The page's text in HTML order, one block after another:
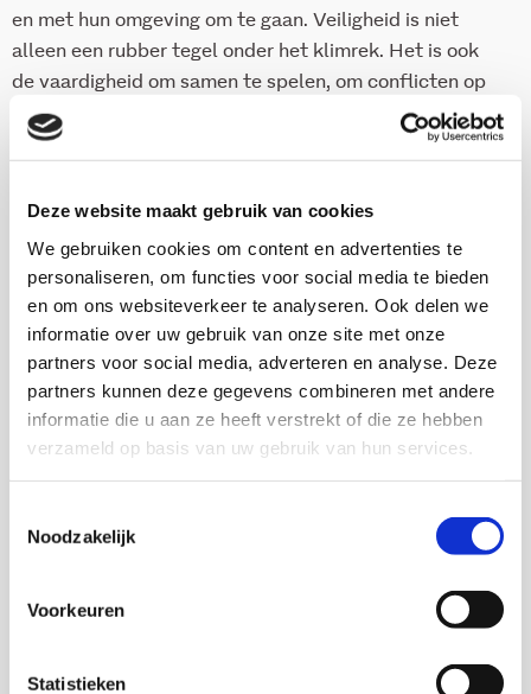
Deze website maakt gebruik van cookies
We gebruiken cookies om content en advertenties te
personaliseren, om functies voor social media te bieden
en om ons websiteverkeer te analyseren. Ook delen we
informatie over uw gebruik van onze site met onze
partners voor social media, adverteren en analyse. Deze
partners kunnen deze gegevens combineren met andere
informatie die u aan ze heeft verstrekt of die ze hebben
verzameld op basis van uw gebruik van hun services.
Noodzakelijk
Voorkeuren
Statistieken
en met hun omgeving om te gaan. Veiligheid is niet
alleen een rubber tegel onder het klimrek. Het is ook
de vaardigheid om samen te spelen, om conflicten op
een constructieve wijze te hanteren, zodat ruzies geen
vetes worden. Het blijkt een succesvolle aanpak te
kunnen spelen, de betrokkenheid van ouders,
vergroot en er wordt een duidelijke bijdrage geleverd
aan de vergroting van de veiligheid en de leefbaarheid
van de buurt. Het rapport is een beschrijving van
Duimdrop, waarin ook aandacht wordt besteed aan de
vraag hoe de kwaliteit van deze manier van werken
behouden kan blijven.